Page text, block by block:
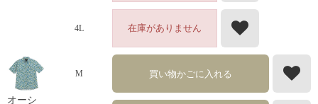
4L 在庫がありません
オーシ
M 買い物かごに入れる